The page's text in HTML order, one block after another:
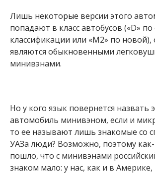
Лишь некоторые версии этого
попадают в класс автобусов («D» по
классификации или «М2» по новой),
являются обыкновенными
минивэнами.
Но у кого язык повернется назвать
автомобиль минивэном, если и
то ее называют лишь знакомые со
УАЗа люди? Возможно, поэтому
пошло, что с минивэнами
знаком мало: у нас, как и в